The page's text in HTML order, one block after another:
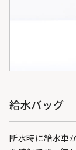
給水バッグ
断水時に給水車